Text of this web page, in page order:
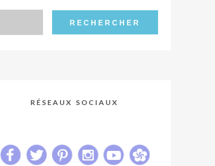
RÉSEAUX SOCIAUX